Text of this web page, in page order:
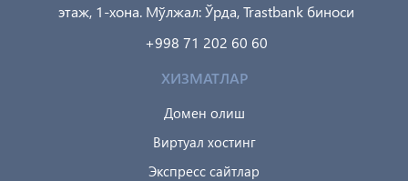
этаж, 1-хона. Мўлжал: Ўрда, Trastbank биноси
+998 71 202 60 60
ХИЗМАТЛАР
Домен олиш
Виртуал хостинг
Экспресс сайтлар